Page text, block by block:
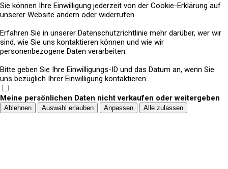
Sie können Ihre Einwilligung jederzeit von der Cookie-Erklärung auf
unserer Website ändern oder widerrufen.
Erfahren Sie in unserer Datenschutzrichtlinie mehr darüber, wer wir
sind, wie Sie uns kontaktieren können und wie wir
personenbezogene Daten verarbeiten.
Bitte geben Sie Ihre Einwilligungs-ID und das Datum an, wenn Sie
uns bezüglich Ihrer Einwilligung kontaktieren.
Meine persönlichen Daten nicht verkaufen oder weitergeben
Ablehnen Auswahl erlauben Anpassen Alle zulassen